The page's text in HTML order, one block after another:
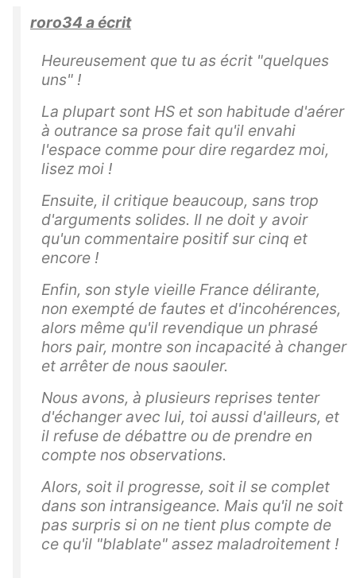
roro34 a écrit
Heureusement que tu as écrit "quelques
uns" !
La plupart sont HS et son habitude d'aérer
à outrance sa prose fait qu'il envahi
l'espace comme pour dire regardez moi,
lisez moi !
Ensuite, il critique beaucoup, sans trop
d'arguments solides. Il ne doit y avoir
qu'un commentaire positif sur cinq et
encore !
Enfin, son style vieille France délirante,
non exempté de fautes et d'incohérences,
alors même qu'il revendique un phrasé
hors pair, montre son incapacité à changer
et arrêter de nous saouler.
Nous avons, à plusieurs reprises tenter
d'échanger avec lui, toi aussi d'ailleurs, et
il refuse de débattre ou de prendre en
compte nos observations.
Alors, soit il progresse, soit il se complet
dans son intransigeance. Mais qu'il ne soit
pas surpris si on ne tient plus compte de
ce qu'il "blablate" assez maladroitement !